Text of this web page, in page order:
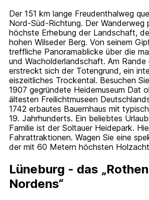
Der 151 km lange Freudenthalweg
Nord-Süd-Richtung. Der Wanderweg
höchste Erhebung der Landschaft,
hohen Wilseder Berg. Von seinem
treffliche Panoramablicke über die
und Wacholderlandschaft. Am Rande
erstreckt sich der Totengrund, ein
eiszeitliches Trockental. Besuchen
1907 gegründete Heidemuseum Dat
ältesten Freilichtmuseen
1742 erbautes Bauernhaus mit
19. Jahrhunderts. Ein beliebtes
Familie ist der Soltauer Heidepark.
Fahrattraktionen. Wagen Sie eine
der mit 60 Metern höchsten
Lüneburg - das
Nordens“